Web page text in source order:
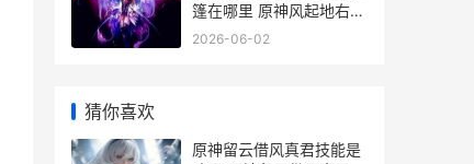
篷在哪里 原神风起地右边
传送点附近宝箱
2026-06-02
猜你喜欢
原神留云借风真君技能是